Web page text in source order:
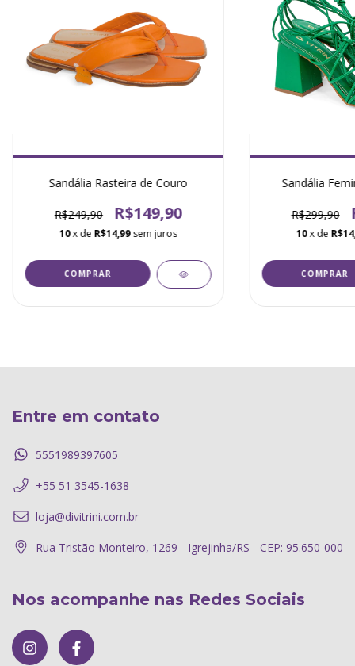
Sandália Rasteira de Couro
R$249,90 R$149,90
10x de R$14,99sem juros
COMPRAR
Sandália
R$299,90
10x de
COMPRAR
Entre em contato
5551989397605
+55 51 3545-1638
loja@divitrini.com.br
Rua Tristão Monteiro, 1269 - Igrejinha/RS - CEP: 95.650-000
Nos acompanhe nas Redes Sociais